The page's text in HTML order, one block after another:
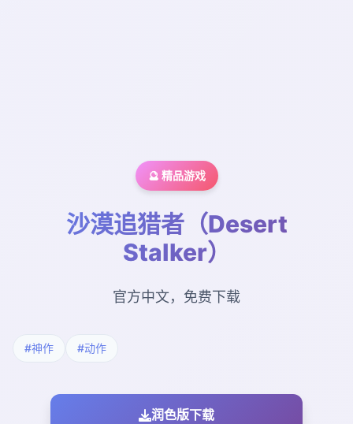
🔮 精品游戏
沙漠追猎者（Desert
Stalker）
官方中文，免费下载
#神作 #动作
润色版下载